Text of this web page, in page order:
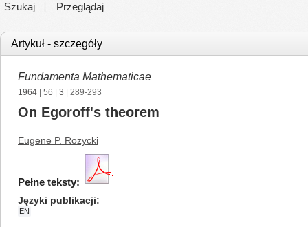
Szukaj Przeglądaj
Artykuł - szczegóły
Fundamenta Mathematicae
1964 56 3 | 289-293
On Egoroff's theorem
Eugene P. Rozycki
Pełne teksty:
Języki publikacji
EN